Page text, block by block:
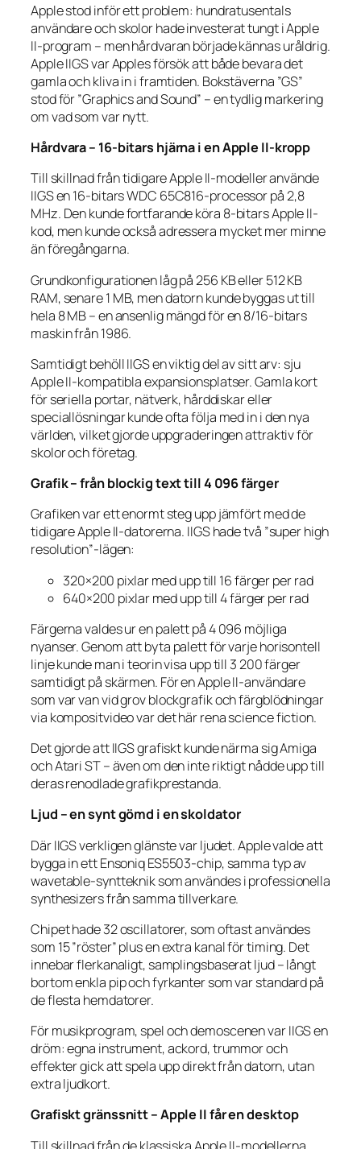
Apple stod inför ett problem: hundratusentals
användare och skolor hade investerat tungt i Apple
II-program – men hårdvaran började kännas uråldrig.
Apple IIGS var Apples försök att både bevara det
gamla och kliva in i framtiden. Bokstäverna ”GS”
stod för ”Graphics and Sound” – en tydlig markering
om vad som var nytt.
Hårdvara – 16-bitars hjärna i en Apple II-kropp
Till skillnad från tidigare Apple II-modeller använde
IIGS en 16-bitars WDC 65C816-processor på 2,8
MHz. Den kunde fortfarande köra 8-bitars Apple II-
kod, men kunde också adressera mycket mer minne
än föregångarna.
Grundkonfigurationen låg på 256 KB eller 512 KB
RAM, senare 1 MB, men datorn kunde byggas ut till
hela 8 MB – en ansenlig mängd för en 8/16-bitars
maskin från 1986.
Samtidigt behöll IIGS en viktig del av sitt arv: sju
Apple II-kompatibla expansionsplatser. Gamla kort
för seriella portar, nätverk, hårddiskar eller
speciallösningar kunde ofta följa med in i den nya
världen, vilket gjorde uppgraderingen attraktiv för
skolor och företag.
Grafik – från blockig text till 4 096 färger
Grafiken var ett enormt steg upp jämfört med de
tidigare Apple II-datorerna. IIGS hade två ”super high
resolution”-lägen:
320×200 pixlar med upp till 16 färger per rad
640×200 pixlar med upp till 4 färger per rad
Färgerna valdes ur en palett på 4 096 möjliga
nyanser. Genom att byta palett för varje horisontell
linje kunde man i teorin visa upp till 3 200 färger
samtidigt på skärmen. För en Apple II-användare
som var van vid grov blockgrafik och färgblödningar
via kompositvideo var det här rena science fiction.
Det gjorde att IIGS grafiskt kunde närma sig Amiga
och Atari ST – även om den inte riktigt nådde upp till
deras renodlade grafikprestanda.
Ljud – en synt gömd i en skoldator
Där IIGS verkligen glänste var ljudet. Apple valde att
bygga in ett Ensoniq ES5503-chip, samma typ av
wavetable-syntteknik som användes i professionella
synthesizers från samma tillverkare.
Chipet hade 32 oscillatorer, som oftast användes
som 15 ”röster” plus en extra kanal för timing. Det
innebar flerkanaligt, samplingsbaserat ljud – långt
bortom enkla pip och fyrkanter som var standard på
de flesta hemdatorer.
För musikprogram, spel och demoscenen var IIGS en
dröm: egna instrument, ackord, trummor och
effekter gick att spela upp direkt från datorn, utan
extra ljudkort.
Grafiskt gränssnitt – Apple II får en desktop